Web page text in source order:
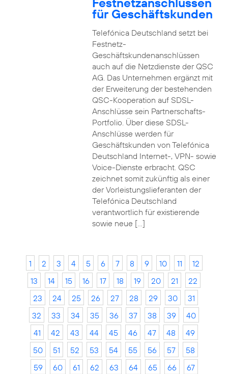
für Geschäftskunden
Telefónica Deutschland setzt bei
Festnetz-
Geschäftskundenanschlüssen
auch auf die Netzdienste der QSC
AG. Das Unternehmen ergänzt mit
der Erweiterung der bestehenden
QSC-Kooperation auf SDSL-
Anschlüsse sein Partnerschafts-
Portfolio. Über diese SDSL-
Anschlüsse werden für
Geschäftskunden von Telefónica
Deutschland Internet-, VPN- sowie
Voice-Dienste erbracht. QSC
zeichnet somit zukünftig als einer
der Vorleistungslieferanten der
Telefónica Deutschland
verantwortlich für existierende
sowie neue […]
1 2 3 4 5 6 7 8 9 10 11
12
13
14 15 16 17 18 19 20 21
22
23
24 25 26 27 28 29 30
31
32
33 34 35 36 37 38 39
40
41
42 43 44 45 46 47 48
49
50
51 52 53 54 55 56 57
58
59
60 61 62 63 64 65 66
67